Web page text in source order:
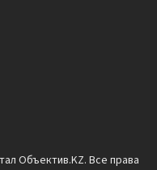
Объектив.KZ. Все права